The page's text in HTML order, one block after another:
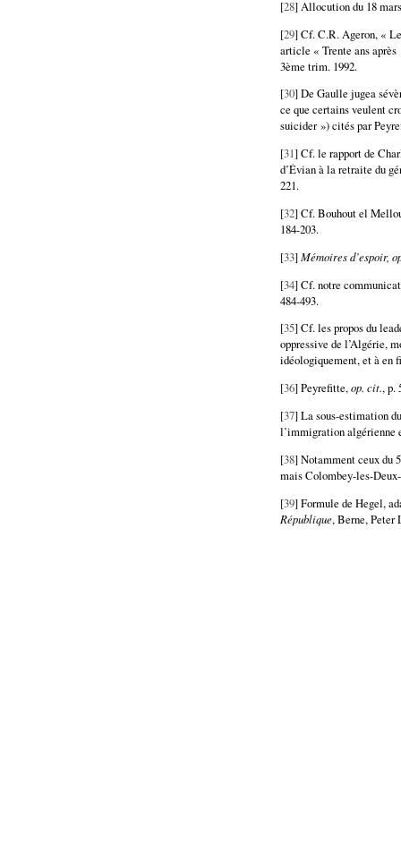
[28] Allocution du 18
[29] Cf. C.R. Ageron, «
article « Trente ans
3ème trim. 1992.
[30] De Gaulle jugea
ce que certains veulent
suicider ») cités par
[31] Cf. le rapport de
d’Évian à la retraite du
221.
[32] Cf. Bouhout el
184-203.
[33]Mémoires d’espoir,
[34] Cf. notre
484-493.
[35] Cf. les propos du
oppressive de l’Algérie,
idéologiquement, et à en
[36] Peyrefitte,op. cit., p.
[37] La sous-estimation
l’immigration algérienne
[38] Notamment ceux du
mais Colombey-les-
[39] Formule de Hegel,
République, Berne, Peter